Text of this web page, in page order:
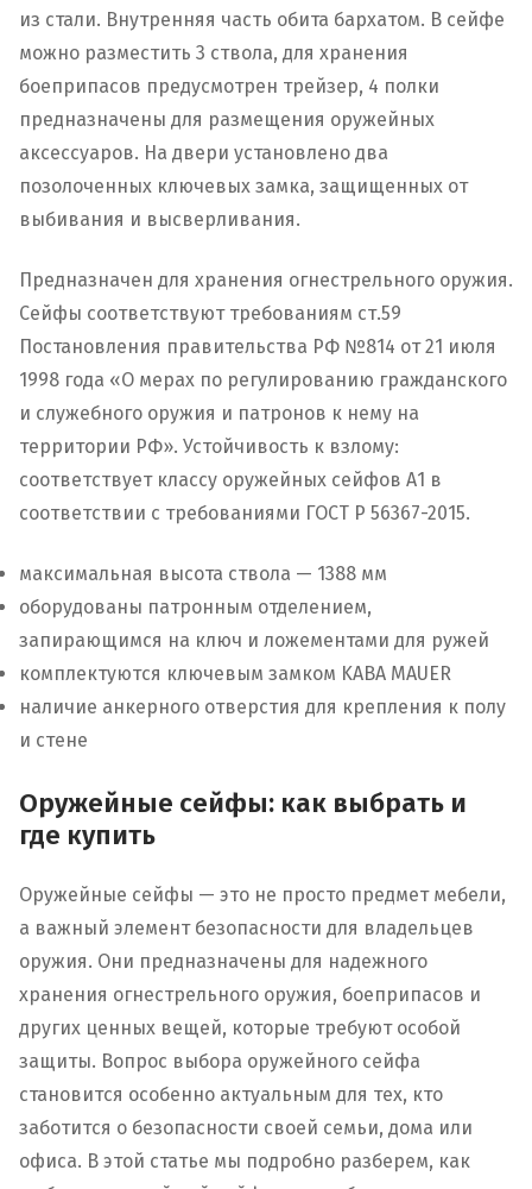
из стали. Внутренняя часть обита бархатом. В сейфе
можно разместить 3 ствола, для хранения
боеприпасов предусмотрен трейзер, 4 полки
предназначены для размещения оружейных
аксессуаров. На двери установлено два
позолоченных ключевых замка, защищенных от
выбивания и высверливания.
Предназначен для хранения огнестрельного оружия.
Сейфы соответствуют требованиям ст.59
Постановления правительства РФ №814 от 21 июля
1998 года «О мерах по регулированию гражданского
и служебного оружия и патронов к нему на
территории РФ». Устойчивость к взлому:
соответствует классу оружейных сейфов А1 в
соответствии с требованиями ГОСТ Р 56367-2015.
максимальная высота ствола — 1388 мм
оборудованы патронным отделением,
запирающимся на ключ и ложементами для ружей
комплектуются ключевым замком KABA MAUER
наличие анкерного отверстия для крепления к полу
и стене
Оружейные сейфы: как выбрать и
где купить
Оружейные сейфы — это не просто предмет мебели,
а важный элемент безопасности для владельцев
оружия. Они предназначены для надежного
хранения огнестрельного оружия, боеприпасов и
других ценных вещей, которые требуют особой
защиты. Вопрос выбора оружейного сейфа
становится особенно актуальным для тех, кто
заботится о безопасности своей семьи, дома или
офиса. В этой статье мы подробно разберем, как